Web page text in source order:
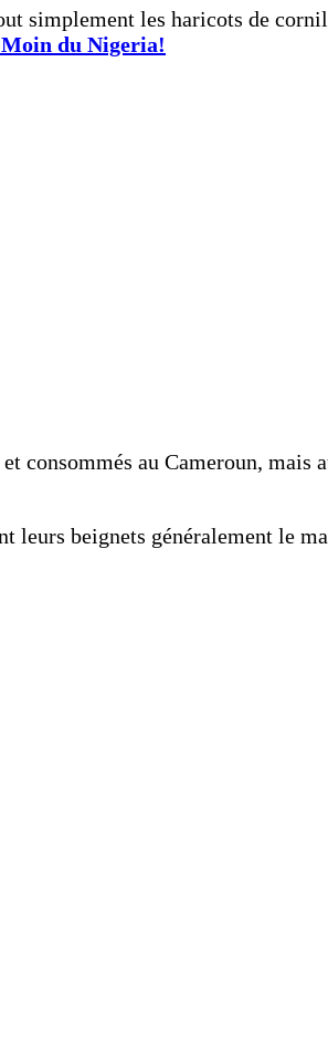
simplement les haricots de
du Nigeria!
consommés au Cameroun, mais
leurs beignets généralement le